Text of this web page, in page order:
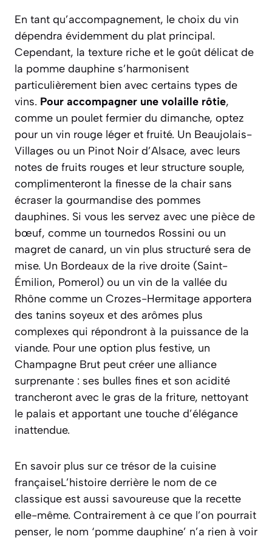
En tant qu’accompagnement, le choix du vin
dépendra évidemment du plat principal.
Cependant, la texture riche et le goût délicat de
la pomme dauphine s’harmonisent
particulièrement bien avec certains types de
vins. Pour accompagner une volaille rôtie,
comme un poulet fermier du dimanche, optez
pour un vin rouge léger et fruité. Un Beaujolais-
Villages ou un Pinot Noir d’Alsace, avec leurs
notes de fruits rouges et leur structure souple,
complimenteront la finesse de la chair sans
écraser la gourmandise des pommes
dauphines. Si vous les servez avec une pièce de
bœuf, comme un tournedos Rossini ou un
magret de canard, un vin plus structuré sera de
mise. Un Bordeaux de la rive droite (Saint-
Émilion, Pomerol) ou un vin de la vallée du
Rhône comme un Crozes-Hermitage apportera
des tanins soyeux et des arômes plus
complexes qui répondront à la puissance de la
viande. Pour une option plus festive, un
Champagne Brut peut créer une alliance
surprenante : ses bulles fines et son acidité
trancheront avec le gras de la friture, nettoyant
le palais et apportant une touche d’élégance
inattendue.
En savoir plus sur ce trésor de la cuisine
françaiseL’histoire derrière le nom de ce
classique est aussi savoureuse que la recette
elle-même. Contrairement à ce que l’on pourrait
penser, le nom ‘pomme dauphine’ n’a rien à voir